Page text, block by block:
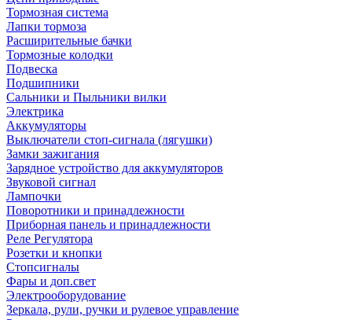
Тормозная система
Лапки тормоза
Расширительные бачки
Тормозные колодки
Подвеска
Подшипники
Сальники и Пыльники вилки
Электрика
Аккумуляторы
Выключатели стоп-сигнала (лягушки)
Замки зажигания
Зарядное устройство для аккумуляторов
Звуковой сигнал
Лампочки
Поворотники и принадлежности
Приборная панель и принадлежности
Реле Регулятора
Розетки и кнопки
Стопсигналы
Фары и доп.свет
Электрооборудование
Зеркала, рули, ручки и рулевое управление